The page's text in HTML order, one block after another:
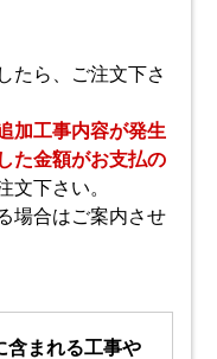
たら、ご注文下さ
加工事内容が発生
た金額がお支払の
文下さい。
場合はご案内させ
含まれる工事や